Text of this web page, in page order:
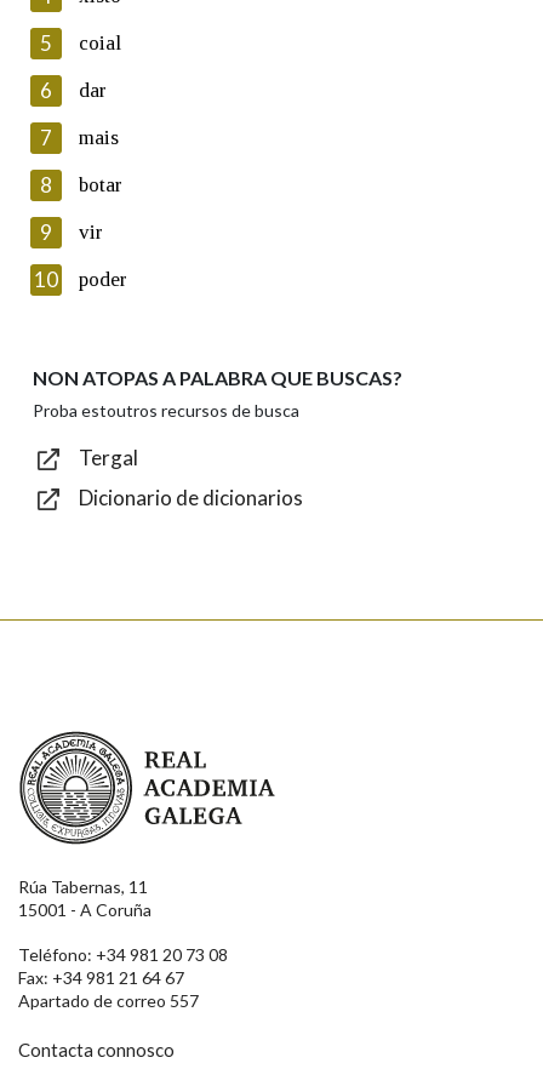
Lin e acepto as condicións da política de
Introduce o código que aparece na imaxe:
Texto de verificación
Enviar
5 coial
6 dar
7 mais
8 botar
9 vir
10 poder
NON ATOPAS A PALABRA QUE BUSCAS?
Proba estoutros recursos de busca
Tergal
Dicionario de dicionarios
Real Academia Galega
Rúa Tabernas, 11
15001 - A Coruña
Teléfono: +34 981 20 73 08
Fax: +34 981 21 64 67
Apartado de correo 557
Contacta connosco